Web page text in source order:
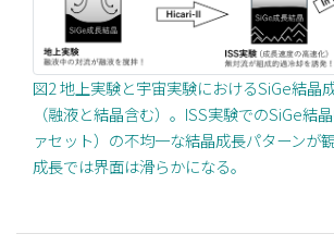
図2 地上実験と宇宙実験におけるSiGe結晶
（融液と結晶含む）。ISS実験でのSiGe結
ァセット）の不均一な結晶成長パターンが
成長では界面は滑らかになる。